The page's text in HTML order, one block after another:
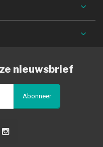
nieuwsbrief
Abonneer